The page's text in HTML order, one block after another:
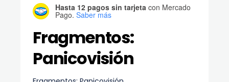
Fragmentos:
Panicovisión
Hasta 12 pagos sin tarjeta con Mercado
Pago. Saber más